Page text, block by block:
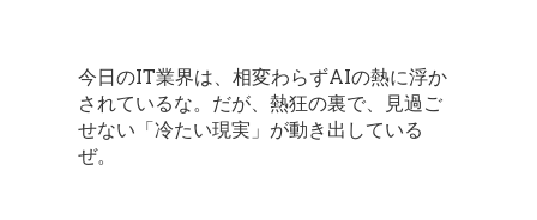
今日のIT業界は、相変わらずAIの熱に浮か
されているな。だが、熱狂の裏で、見過ご
せない「冷たい現実」が動き出している
ぜ。